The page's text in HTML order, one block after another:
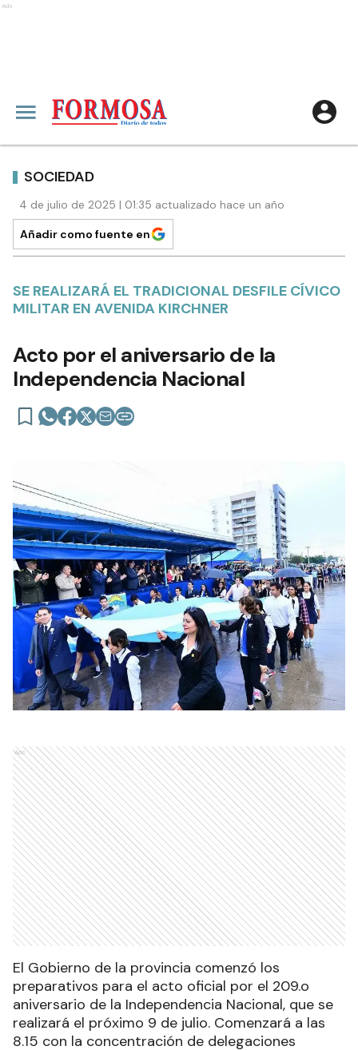
Ads
SOCIEDAD
4 de julio de 2025 | 01:35 actualizado hace un año
Añadir como fuente en
SE REALIZARÁ EL TRADICIONAL DESFILE CÍVICO
MILITAR EN AVENIDA KIRCHNER
Acto por el aniversario de la
Independencia Nacional
Ads
El Gobierno de la provincia comenzó los
preparativos para el acto oficial por el 209.o
aniversario de la Independencia Nacional, que se
realizará el próximo 9 de julio. Comenzará a las
8.15 con la concentración de delegaciones